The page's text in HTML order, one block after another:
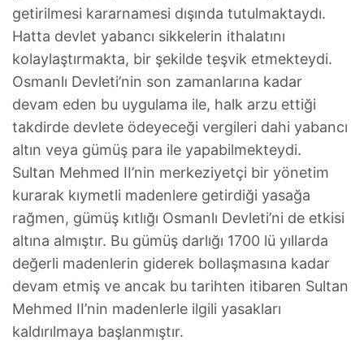
getirilmesi kararnamesi dışında tutulmaktaydı.
Hatta devlet yabancı sikkelerin ithalatını
kolaylaştırmakta, bir şekilde teşvik etmekteydi.
Osmanlı Devleti’nin son zamanlarına kadar
devam eden bu uygulama ile, halk arzu ettiği
takdirde devlete ödeyeceği vergileri dahi yabancı
altın veya gümüş para ile yapabilmekteydi.
Sultan Mehmed II’nin merkeziyetçi bir yönetim
kurarak kıymetli madenlere getirdiği yasağa
rağmen, gümüş kıtlığı Osmanlı Devleti’ni de etkisi
altına almıştır. Bu gümüş darlığı 1700 lü yıllarda
değerli madenlerin giderek bollaşmasına kadar
devam etmiş ve ancak bu tarihten itibaren Sultan
Mehmed II’nin madenlerle ilgili yasakları
kaldırılmaya başlanmıştır.